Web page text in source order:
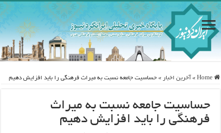
Home
» آخرین اخبار » حساسیت جامعه نسبت به میراث فرهنگی را باید افزایش دهیم
حساسیت جامعه نسبت به میراث
فرهنگی را باید افزایش دهیم